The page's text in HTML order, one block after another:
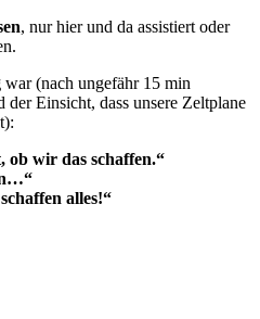
, nur hier und da assistiert oder
war (nach ungefähr 15 min
der Einsicht, dass unsere Zeltplane
ob wir das schaffen.“
alles!“